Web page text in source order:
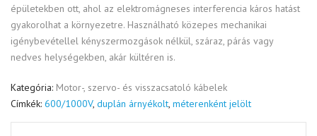
épületekben ott, ahol az elektromágneses interferencia káros hatást
gyakorolhat a környezetre. Használható közepes mechanikai
igénybevétellel kényszermozgások nélkül, száraz, párás vagy
nedves helységekben, akár kültéren is.
Kategória: Motor-, szervo- és visszacsatoló kábelek
Címkék: 600/1000V, duplán árnyékolt, méterenként jelölt